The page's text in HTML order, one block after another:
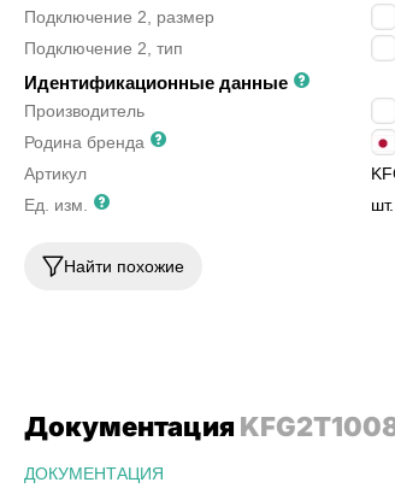
Подключение 2, размер
Подключение 2, тип
Идентификационные данные
Производитель
Родина бренда
Артикул
Ед. изм.
шт.
Найти похожие
Документация
ДОКУМЕНТАЦИЯ